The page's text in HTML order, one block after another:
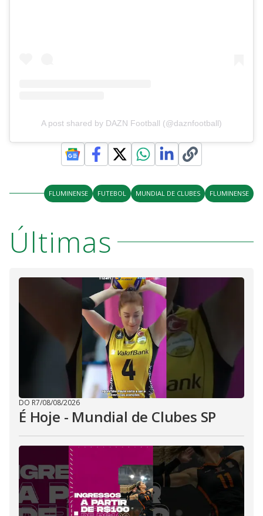
A post shared by DAZN Football (@daznfootball)
FLUMINENSE FUTEBOL MUNDIAL DE CLUBES FLUMINENSE
Últimas
DO R7/08/08/2026
É Hoje - Mundial de Clubes SP